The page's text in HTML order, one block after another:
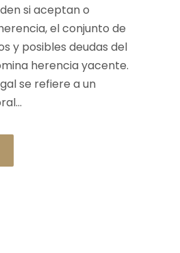
si aceptan o
el conjunto de
y posibles deudas del
herencia yacente.
se refiere a un